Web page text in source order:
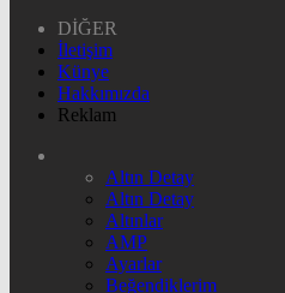
DİĞER
İletişim
Künye
Hakkımızda
Reklam
Altın Detay
Altın Detay
Altınlar
AMP
Ayarlar
Beğendiklerim